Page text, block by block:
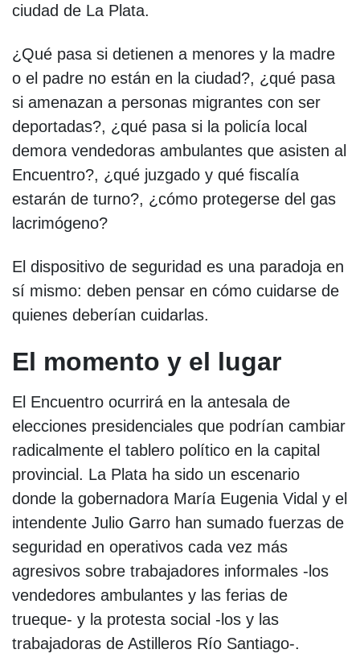
ciudad de La Plata.
¿Qué pasa si detienen a menores y la madre
o el padre no están en la ciudad?, ¿qué pasa
si amenazan a personas migrantes con ser
deportadas?, ¿qué pasa si la policía local
demora vendedoras ambulantes que asisten al
Encuentro?, ¿qué juzgado y qué fiscalía
estarán de turno?, ¿cómo protegerse del gas
lacrimógeno?
El dispositivo de seguridad es una paradoja en
sí mismo: deben pensar en cómo cuidarse de
quienes deberían cuidarlas.
El momento y el lugar
El Encuentro ocurrirá en la antesala de
elecciones presidenciales que podrían cambiar
radicalmente el tablero político en la capital
provincial. La Plata ha sido un escenario
donde la gobernadora María Eugenia Vidal y el
intendente Julio Garro han sumado fuerzas de
seguridad en operativos cada vez más
agresivos sobre trabajadores informales -los
vendedores ambulantes y las ferias de
trueque- y la protesta social -los y las
trabajadoras de Astilleros Río Santiago-.